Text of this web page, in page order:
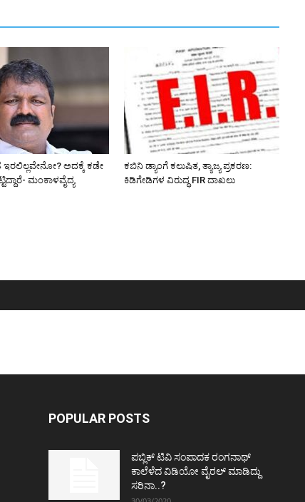
ಇರಲಿಲ್ಲವೇನೋ? ಅದಕ್ಕೆ ಕಡೇ
ಮಂಕಾಳವೈದ್ಯ
ಕಬಿನಿ ಡ್ಯಾಂಗೆ ಕಲುಷಿತ, ತ್ಯಾಜ್ಯ ಪ್ರಕರಣ:
ಕಿಡಿಗೇಡಿಗಳ ವಿರುದ್ಧ FIR ದಾಖಲು
POPULAR POSTS
ಪಬ್ಲಿಕ್ ಟಿವಿ ಸಂಪಾದಕ ರಂಗನಾಥ್
ಕಾಲೆಳೆದ ವಿಡಿಯೋ ವೈರಲ್ ಮಾಡಿದ್ದು
ಸರಿನಾ..?